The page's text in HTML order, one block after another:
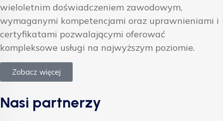
wieloletnim doświadczeniem zawodowym,
wymaganymi kompetencjami oraz uprawnieniami i
certyfikatami pozwalającymi oferować
kompleksowe usługi na najwyższym poziomie.
Zobacz więcej
Nasi partnerzy